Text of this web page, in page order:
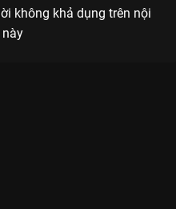
không khả dụng trên nội